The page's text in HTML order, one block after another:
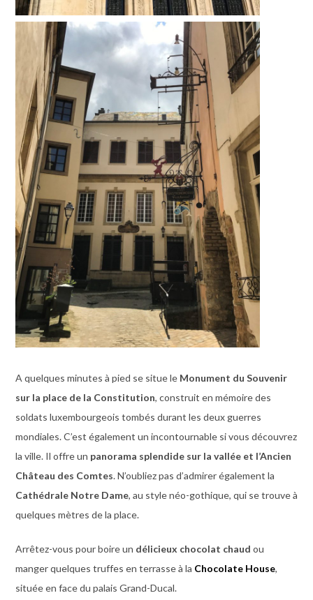
A quelques minutes à pied se situe le Monument du Souvenir
sur la place de la Constitution, construit en mémoire des
soldats luxembourgeois tombés durant les deux guerres
mondiales. C’est également un incontournable si vous découvrez
la ville. Il offre un panorama splendide sur la vallée et l’Ancien
Château des Comtes. N’oubliez pas d’admirer également la
Cathédrale Notre Dame, au style néo-gothique, qui se trouve à
quelques mètres de la place.
Arrêtez-vous pour boire un délicieux chocolat chaud ou
manger quelques truffes en terrasse à la Chocolate House,
située en face du palais Grand-Ducal.